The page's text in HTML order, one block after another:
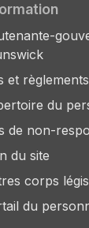
et règlements
du
de non-
du site
corps
du